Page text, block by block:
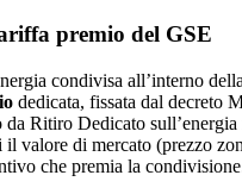
premio del GSE
condivisa all’interno
dedicata, fissata dal decreto
da Ritiro Dedicato
il valore di mercato (prezzo
che premia la